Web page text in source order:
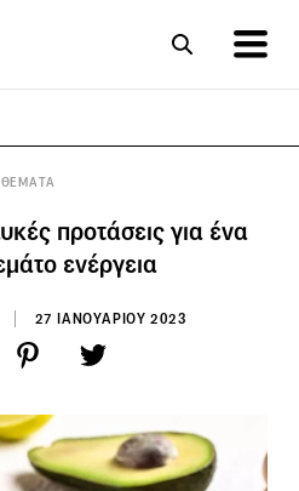
ΘΕΜΑΤΑ
προτάσεις για ένα
ενέργεια
27 ΙΑΝΟΥΑΡΙΟΥ 2023